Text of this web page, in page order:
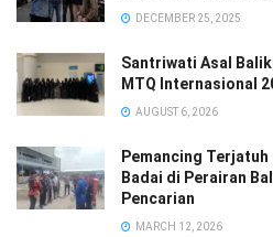
DECEMBER 25, 2025
Santriwati Asal
MTQ Internasional
AUGUST 6, 2026
Pemancing
Badai di Perairan
Pencarian
MARCH 12, 2026